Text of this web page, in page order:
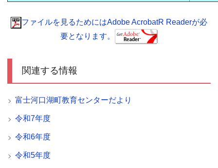
ファイルを見るためにはAdobe AcrobatR Readerが必
要となります。
関連する情報
富士河口湖町教育センターだより
令和7年度
令和6年度
令和5年度